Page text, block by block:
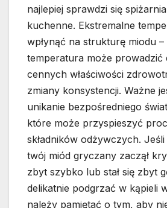
najlepiej sprawdzi się
kuchenne. Ekstremalne
wpłynąć na strukturę miodu
temperatura może prowadzić
cennych właściwości
zmiany konsystencji. Ważne
unikanie bezpośredniego
które może przyspieszyć
składników odżywczych.
twój miód gryczany zaczął
zbyt szybko lub stał się zbyt
delikatnie podgrzać w kąpieli
należy pamiętać o tym, aby